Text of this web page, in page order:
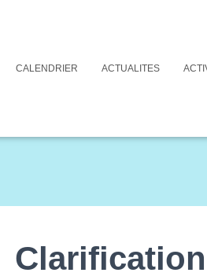
générale Le Jeu de Golf
sur le mouvement d’une balle ou
d’influencer le jeu d’un trou.
dans le seul but de préserver le terrain
CALENDRIER ACTUALITES